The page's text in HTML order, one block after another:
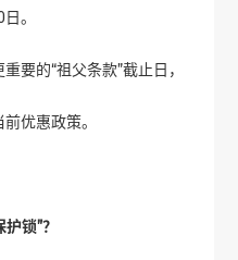
。
要的“祖父条款”截止日，
优惠政策。
锁”？